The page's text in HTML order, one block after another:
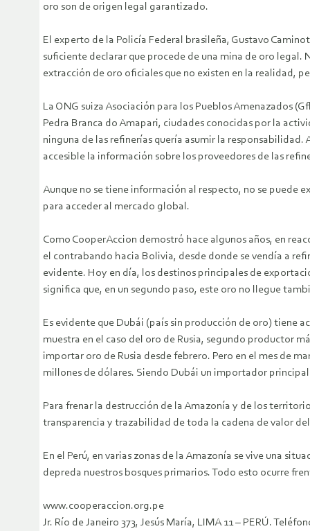
oro son de origen legal garantizado.
El experto de la Policía Federal brasileña, Gustavo
suficiente declarar que procede de una mina de oro legal.
extracción de oro oficiales que no existen en la realidad,
La ONG suiza Asociación para los Pueblos Amenazados
Pedra Branca do Amapari, ciudades conocidas por la
ninguna de las refinerías quería asumir la
accesible la información sobre los proveedores de las
Aunque no se tiene información al respecto, no se puede
para acceder al mercado global.
Como CooperAccion demostró hace algunos años, en
el contrabando hacia Bolivia, desde donde se vendía a
evidente. Hoy en día, los destinos principales de
significa que, en un segundo paso, este oro no llegue
Es evidente que Dubái (país sin producción de oro) tiene
muestra en el caso del oro de Rusia, segundo productor
importar oro de Rusia desde febrero. Pero en el mes de
millones de dólares. Siendo Dubái un importador principal
Para frenar la destrucción de la Amazonía y de los
transparencia y trazabilidad de toda la cadena de valor
En el Perú, en varias zonas de la Amazonía se vive una
depreda nuestros bosques primarios. Todo esto ocurre
www.cooperaccion.org.pe
Jr. Río de Janeiro 373, Jesús María, LIMA 11 – PERÚ.